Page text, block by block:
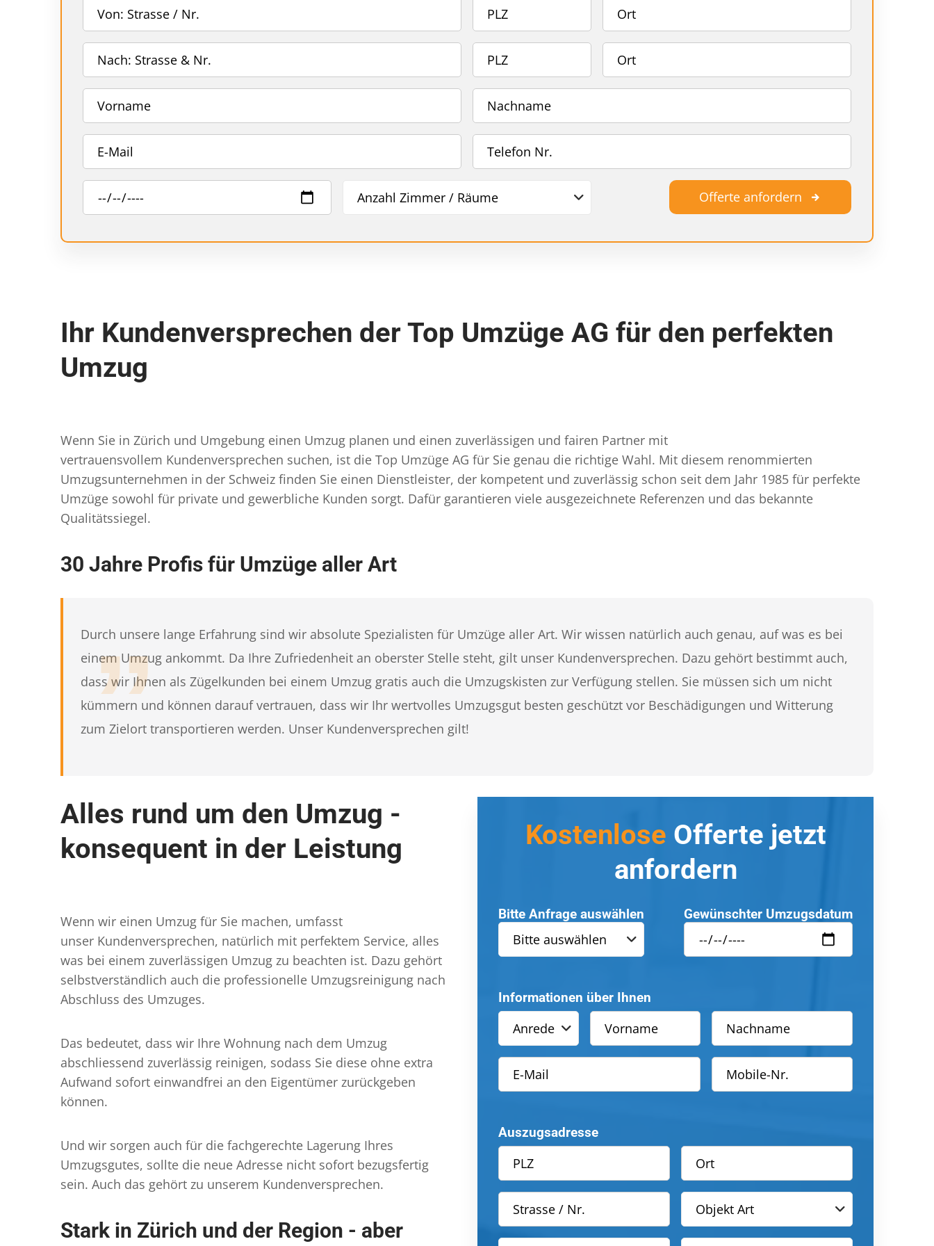
Anzahl Zimmer / Räume Offerte anfordern
Ihr Kundenversprechen der Top Umzüge AG für den perfekten
Umzug
Wenn Sie in Zürich und Umgebung einen Umzug planen und einen zuverlässigen und fairen Partner mit
vertrauensvollem Kundenversprechen suchen, ist die Top Umzüge AG für Sie genau die richtige Wahl. Mit diesem renommierten
Umzugsunternehmen in der Schweiz finden Sie einen Dienstleister, der kompetent und zuverlässig schon seit dem Jahr 1985 für perfekte
Umzüge sowohl für private und gewerbliche Kunden sorgt. Dafür garantieren viele ausgezeichnete Referenzen und das bekannte
Qualitätssiegel.
30 Jahre Profis für Umzüge aller Art
Durch unsere lange Erfahrung sind wir absolute Spezialisten für Umzüge aller Art. Wir wissen natürlich auch genau, auf was es bei
einem Umzug ankommt. Da Ihre Zufriedenheit an oberster Stelle steht, gilt unser Kundenversprechen. Dazu gehört bestimmt auch,
dass wir Ihnen als Zügelkunden bei einem Umzug gratis auch die Umzugskisten zur Verfügung stellen. Sie müssen sich um nicht
kümmern und können darauf vertrauen, dass wir Ihr wertvolles Umzugsgut besten geschützt vor Beschädigungen und Witterung
zum Zielort transportieren werden. Unser Kundenversprechen gilt!
Alles rund um den Umzug -
konsequent in der Leistung
Wenn wir einen Umzug für Sie machen, umfasst
unser Kundenversprechen, natürlich mit perfektem Service, alles
was bei einem zuverlässigen Umzug zu beachten ist. Dazu gehört
selbstverständlich auch die professionelle Umzugsreinigung nach
Abschluss des Umzuges.
Das bedeutet, dass wir Ihre Wohnung nach dem Umzug
abschliessend zuverlässig reinigen, sodass Sie diese ohne extra
Aufwand sofort einwandfrei an den Eigentümer zurückgeben
können.
Und wir sorgen auch für die fachgerechte Lagerung Ihres
Umzugsgutes, sollte die neue Adresse nicht sofort bezugsfertig
sein. Auch das gehört zu unserem Kundenversprechen.
Stark in Zürich und der Region - aber
Kostenlose Offerte jetzt
anfordern
Bitte Anfrage auswählen
Bitte auswählen
Gewünschter Umzugsdatum
Informationen über Ihnen
Anrede
Auszugsadresse
Objekt Art